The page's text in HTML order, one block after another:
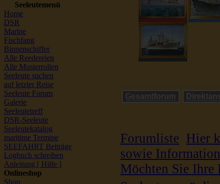
Seeleutemenü
Home
DSR
Marine
Fischfang
Binnenschiffer
Alle Reedereien
Alle Musterrollen
Seeleute suchen
auf letzter Reise
Seeleute Forum
Galerie
Seeleutetreff
DSR-Seeleute
Seeleutekatalog
maritime Termine
SEEFAHRT Beiträge
Logbuch schreiben
Anleitung [ Hilfe ]
Onlineshop
Shop
Gesamtforum
Forumliste Hier
sowie
Möchten Sie Ihre